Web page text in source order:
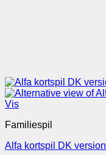
Vis
Familiespil
Alfa kortspil DK version